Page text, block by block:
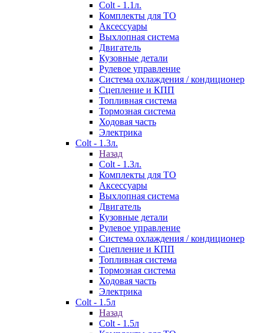
Colt - 1.1л.
Комплекты для ТО
Аксессуары
Выхлопная система
Двигатель
Кузовные детали
Рулевое управление
Система охлаждения / кондиционер
Сцепление и КПП
Топливная система
Тормозная система
Ходовая часть
Электрика
Colt - 1.3л.
Назад
Colt - 1.3л.
Комплекты для ТО
Аксессуары
Выхлопная система
Двигатель
Кузовные детали
Рулевое управление
Система охлаждения / кондиционер
Сцепление и КПП
Топливная система
Тормозная система
Ходовая часть
Электрика
Colt - 1.5л
Назад
Colt - 1.5л